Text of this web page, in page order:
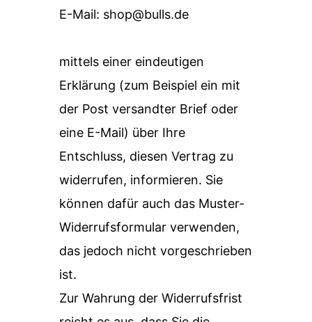
E-Mail: shop@bulls.de
mittels einer eindeutigen
Erklärung (zum Beispiel ein mit
der Post versandter Brief oder
eine E-Mail) über Ihre
Entschluss, diesen Vertrag zu
widerrufen, informieren. Sie
können dafür auch das Muster-
Widerrufsformular verwenden,
das jedoch nicht vorgeschrieben
ist.
Zur Wahrung der Widerrufsfrist